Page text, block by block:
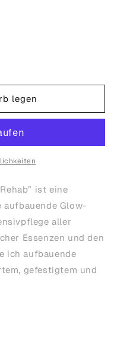
legen
ist eine
aufbauende Glow-
aller
Essenzen und den
ich aufbauende
gefestigtem und